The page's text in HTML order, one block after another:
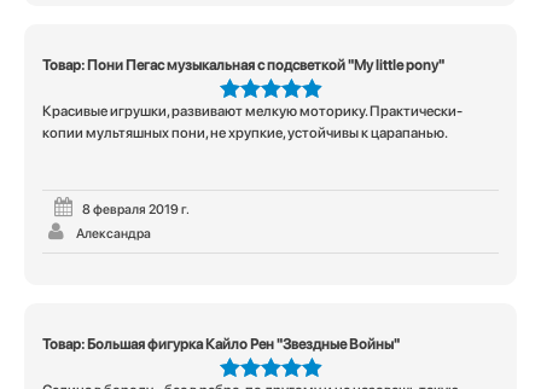
Товар: Пони Пегас музыкальная с подсветкой "My little pony"
5из 5
Красивые игрушки, развивают мелкую моторику. Практически-
копии мультяшных пони, не хрупкие, устойчивы к царапанью.
8 февраля 2019 г.
Александра
Товар: Большая фигурка Кайло Рен "Звездные Войны"